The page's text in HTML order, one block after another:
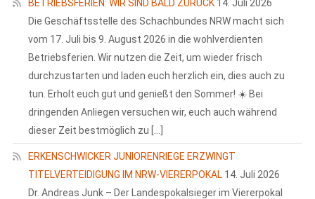
BETRIEBSFERIEN: WIR SIND BALD ZURÜCK 14. Juli 2026
Die Geschäftsstelle des Schachbundes NRW macht sich
vom 17. Juli bis 9. August 2026 in die wohlverdienten
Betriebsferien. Wir nutzen die Zeit, um wieder frisch
durchzustarten und laden euch herzlich ein, dies auch zu
tun. Erholt euch gut und genießt den Sommer! ☀️ Bei
dringenden Anliegen versuchen wir, euch auch während
dieser Zeit bestmöglich zu […]
ERKENSCHWICKER JUNIORENRIEGE ERZWINGT
TITELVERTEIDIGUNG IM NRW-VIERERPOKAL 14. Juli 2026
Dr. Andreas Junk – Der Landespokalsieger im Viererpokal